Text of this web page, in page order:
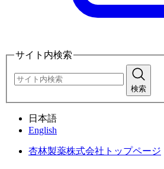
サイト内検索
検索
日本語
English
杏林製薬株式会社トップページ